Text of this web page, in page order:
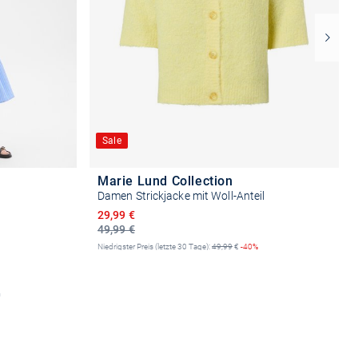
Sale
Marie Lund Collection
Damen Strickjacke mit Woll-Anteil
49,99 €
Ermäßigter Preis
29,99 €
Niedrigster Preis (letzte 30 Tage):49,99€ -40%